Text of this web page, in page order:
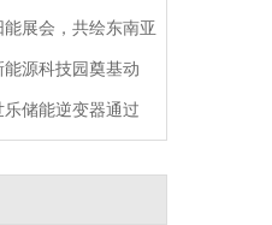
展会，共绘东南亚
源科技园奠基动
征程
储能逆变器通过